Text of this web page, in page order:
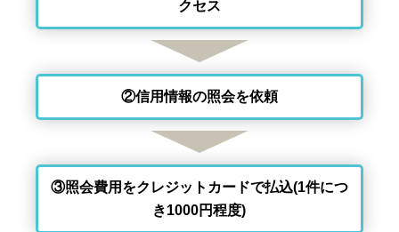
クセス
②信用情報の照会を依頼
③照会費用をクレジットカードで払込(1件につ
き1000円程度)